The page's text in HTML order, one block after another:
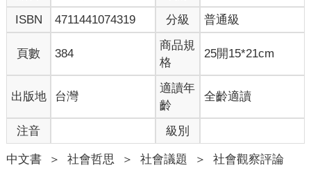
救回來。她失去了手指、腳趾、耳朵、鼻子和一隻腳掌。全身只
有濕尿布包裹下的皮膚還完好無缺。但是有如奇蹟ㄧ般，她活了
下來。數週後她終於醒來，吐出事故發生後的第一句話：「媽
媽。」
這一切對泰麗的母親來說實在是情何以堪，她被深深的愧疚感所
吞噬。她與家人決裂，留下泰麗的父親獨自承受這一切。他辭去
工作以便照顧女兒。每天早上，他會幫她洗澡、塗上藥膏。他帶
她去醫院就診了無數次，晚間就睡在她房間的地板上，緊靠她床
邊。當泰麗害怕，他會緊緊抱住她；當似乎一片慘澹，他會鼓勵
她。
在整個過程中，有一件事支撐著他繼續前進：他女兒那非凡的精
ISBN
4711441074319 分級 普通級
頁數 384
商品規
格
25開15*21cm
出版地 台灣
適讀年
齡
全齡適讀
注音 級別
中文書 ＞ 社會哲思 ＞ 社會議題 ＞ 社會觀察評論